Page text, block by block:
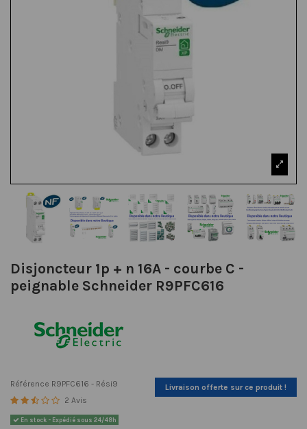
Disjoncteur 1p + n 16A - courbe C -
peignable Schneider R9PFC616
Livraison offerte sur ce produit !
Référence R9PFC616 - Rési9
2 Avis
En stock - Expédié sous 24/48h